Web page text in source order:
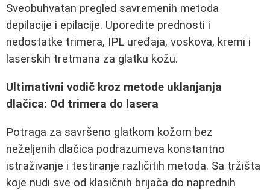
Sveobuhvatan pregled savremenih metoda
depilacije i epilacije. Uporedite prednosti i
nedostatke trimera, IPL uređaja, voskova, kremi i
laserskih tretmana za glatku kožu.
Ultimativni vodič kroz metode uklanjanja
dlačica: Od trimera do lasera
Potraga za savršeno glatkom kožom bez
neželjenih dlačica podrazumeva konstantno
istraživanje i testiranje različitih metoda. Sa tržišta
koje nudi sve od klasičnih brijača do naprednih